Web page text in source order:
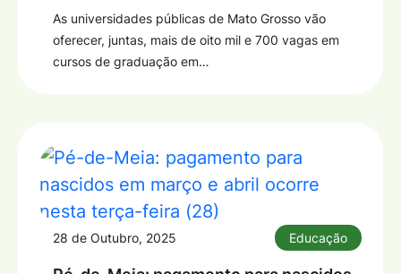
As universidades públicas de Mato Grosso vão
oferecer, juntas, mais de oito mil e 700 vagas em
cursos de graduação em…
28 de Outubro, 2025 Educação